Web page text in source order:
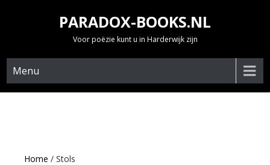
PARADOX-BOOKS.NL
Voor poëzie kunt u in Harderwijk zijn
Menu
Home / Stols